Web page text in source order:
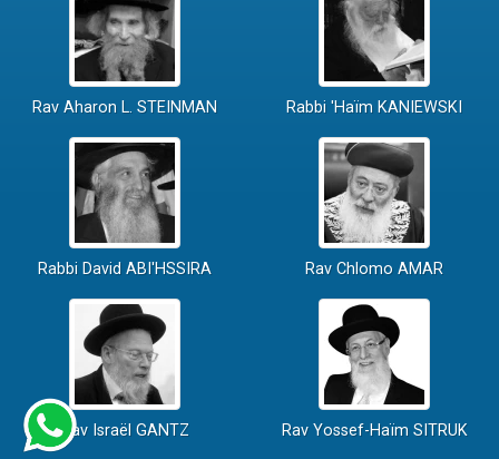
Rav Aharon L. STEINMAN Rabbi 'Haïm KANIEWSKI
Rabbi David ABI'HSSIRA Rav Chlomo AMAR
Rav Israël GANTZ Rav Yossef-Haïm SITRUK